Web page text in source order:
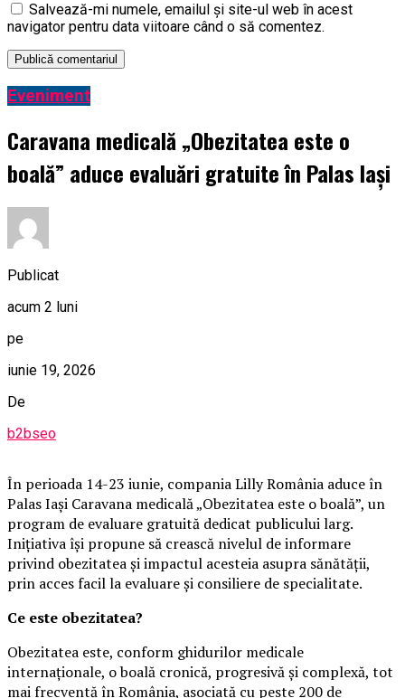
Salvează-mi numele, emailul și site-ul web în acest
navigator pentru data viitoare când o să comentez.
Eveniment
Caravana medicală „Obezitatea este o
boală” aduce evaluări gratuite în Palas Iași
Publicat
acum 2 luni
pe
iunie 19, 2026
De
b2bseo
În perioada 14-23 iunie, compania Lilly România aduce în
Palas Iași Caravana medicală „Obezitatea este o boală”, un
program de evaluare gratuită dedicat publicului larg.
Inițiativa își propune să crească nivelul de informare
privind obezitatea și impactul acesteia asupra sănătății,
prin acces facil la evaluare și consiliere de specialitate.
Ce este obezitatea?
Obezitatea este, conform ghidurilor medicale
internaționale, o boală cronică, progresivă și complexă, tot
mai frecventă în România, asociată cu peste 200 de